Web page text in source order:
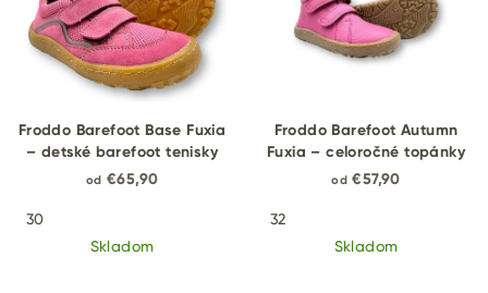
Froddo Barefoot Base Fuxia
– detské barefoot tenisky
od €65,90
30
Skladom
Froddo Barefoot Autumn
Fuxia – celoročné topánky
od €57,90
32
Skladom